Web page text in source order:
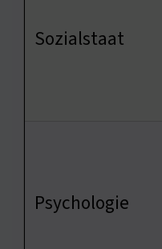
Sozialstaat
Psychologie